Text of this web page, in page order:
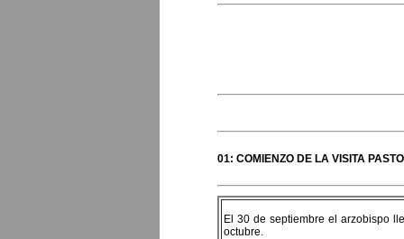
01: COMIENZO DE LA VISITA
El 30 de septiembre el arzobispo
octubre.